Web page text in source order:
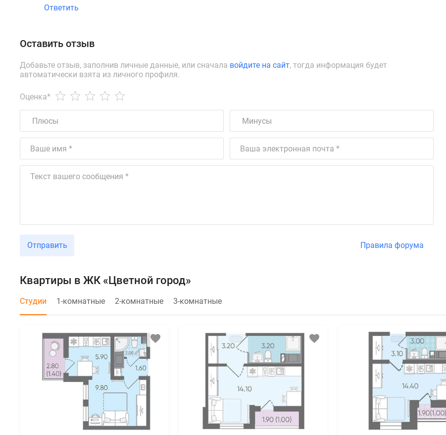
Ответить
Оставить отзыв
Добавьте отзыв, заполнив личные данные, или сначала войдите на сайт, тогда информация будет
автоматически взята из личного профиля.
Оценка*
Отправить Правила форума
Квартиры в ЖК «Цветной город»
Студии 1-комнатные 2-комнатные 3-комнатные